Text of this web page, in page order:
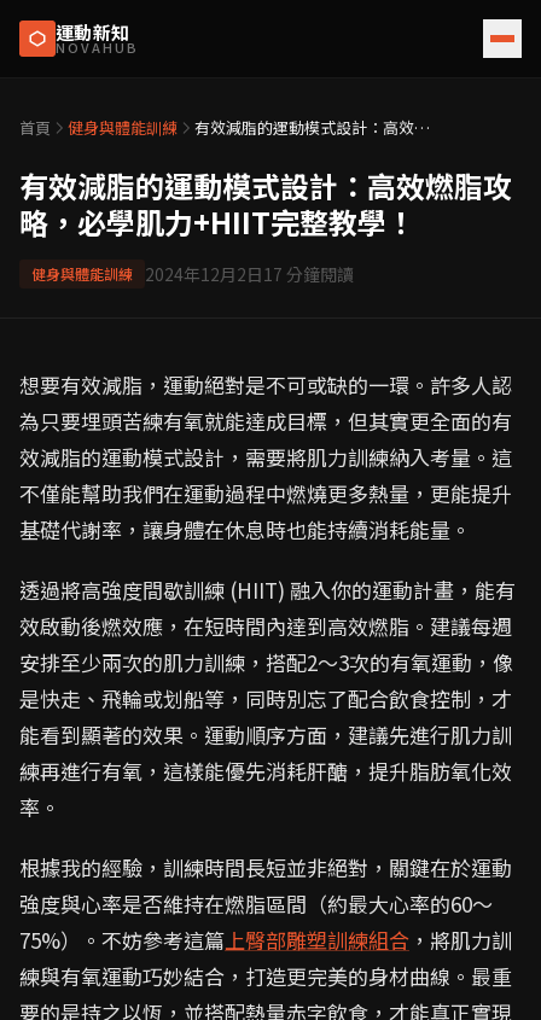
運動新知
NOVAHUB
首頁 健身與體能訓練
有效減脂的運動模式設計：高效燃
有效減脂的運動模式設計：高效燃脂攻
略，必學肌力+HIIT完整教學！
健身與體能訓練 2024年12月2日17 分鐘閱讀
想要有效減脂，運動絕對是不可或缺的一環。許多人認
為只要埋頭苦練有氧就能達成目標，但其實更全面的有
效減脂的運動模式設計，需要將肌力訓練納入考量。這
不僅能幫助我們在運動過程中燃燒更多熱量，更能提升
基礎代謝率，讓身體在休息時也能持續消耗能量。
透過將高強度間歇訓練 (HIIT) 融入你的運動計畫，能有
效啟動後燃效應，在短時間內達到高效燃脂。建議每週
安排至少兩次的肌力訓練，搭配2～3次的有氧運動，像
是快走、飛輪或划船等，同時別忘了配合飲食控制，才
能看到顯著的效果。運動順序方面，建議先進行肌力訓
練再進行有氧，這樣能優先消耗肝醣，提升脂肪氧化效
率。
根據我的經驗，訓練時間長短並非絕對，關鍵在於運動
強度與心率是否維持在燃脂區間（約最大心率的60～
75%）。不妨參考這篇上臀部雕塑訓練組合 ，將肌力訓
練與有氧運動巧妙結合，打造更完美的身材曲線。最重
要的是持之以恆，並搭配熱量赤字飲食，才能真正實現